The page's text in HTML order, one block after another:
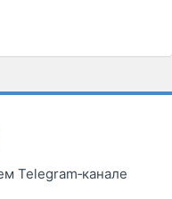
Telegram‑канале